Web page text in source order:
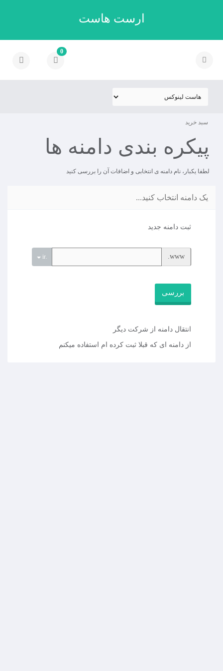
ارست هاست
0
سبد خرید
پیکره بندی دامنه ها
لطفا یکبار، نام دامنه ی انتخابی و اضافات آن را بررسی کنید
یک دامنه انتخاب کنید...
ثبت دامنه جدید
www.
.ir
بررسی
انتقال دامنه از شرکت دیگر
از دامنه ای که قبلا ثبت کرده ام استفاده میکنم